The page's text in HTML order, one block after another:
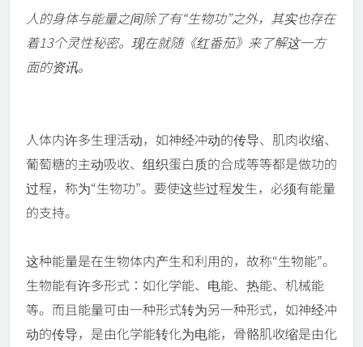
人的身体与能量之间除了有“生物功”之外，其实也存在
着13个灵性秘密。现在就随《红番茄》来了解这一方
面的资讯。
人体内许多生理活动，如神经冲动的传导、肌肉收缩、
葡萄糖的主动吸收、组织蛋白质的合成等等都是做功的
过程，称为“生物功”。要使这些过程发生，必须有能量
的支持。
这种能量是在生物体内产生和利用的，故称“生物能”。
生物能有许多形式：如化学能、电能、热能、机械能
等。而且能量可由一种形式转为另一种形式，如神经冲
动的传导，是由化学能转化为电能，骨骼肌收缩是由化